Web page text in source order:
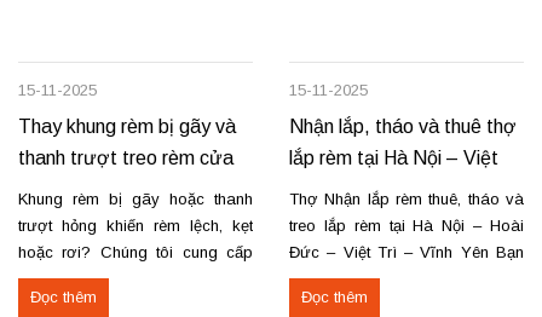
15-11-2025
Thay khung rèm bị gãy và
thanh trượt treo rèm cửa
Khung rèm bị gãy hoặc thanh
trượt hỏng khiến rèm lệch, kẹt
hoặc rơi? Chúng tôi cung cấp
dịch vụ thay khung và thanh
trượt rèm tận nơi, đảm bảo rèm
Đọc thêm
15-11-2025
Nhận lắp, tháo và thuê thợ
lắp rèm tại Hà Nội – Việt
Trì – Vĩnh Yên
Thợ Nhận lắp rèm thuê, tháo và
treo lắp rèm tại Hà Nội – Hoài
Đức – Việt Trì – Vĩnh Yên Bạn
cần lắp rèm bị rơi, tháo rèm cũ
hoặc thuê thợ lắp rèm tại Hoài
Đọc thêm